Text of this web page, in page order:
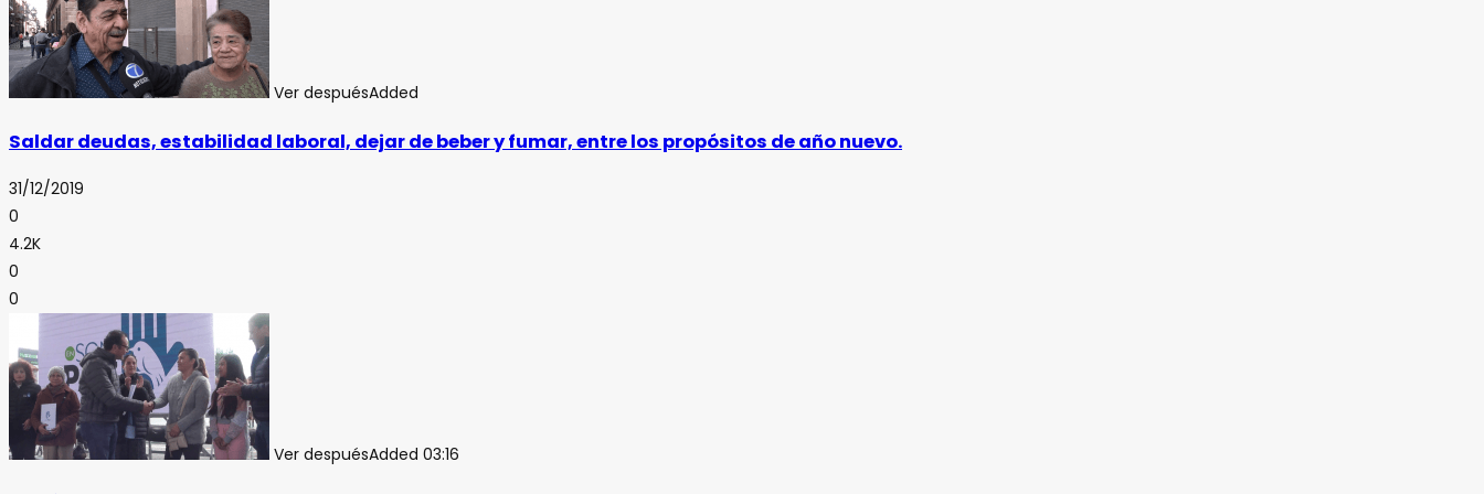
Ver despuésAdded
Saldar deudas, estabilidad laboral, dejar de beber y fumar, entre los propósitos de año nuevo.
31/12/2019
0
4.2K
0
0
Ver despuésAdded 03:16